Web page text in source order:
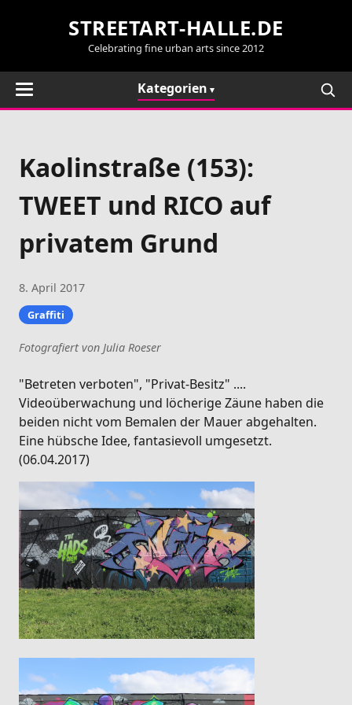
STREETART-HALLE.DE
Celebrating fine urban arts since 2012
Kategorien
Kaolinstraße (153):
TWEET und RICO auf
privatem Grund
8. April 2017
Graffiti
Fotografiert von Julia Roeser
"Betreten verboten", "Privat-Besitz" ....
Videoüberwachung und löcherige Zäune haben die
beiden nicht vom Bemalen der Mauer abgehalten.
Eine hübsche Idee, fantasievoll umgesetzt.
(06.04.2017)